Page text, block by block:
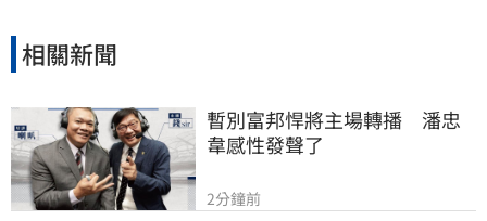
相關新聞
暫別富邦悍將主場轉播　潘忠
韋感性發聲了
2分鐘前